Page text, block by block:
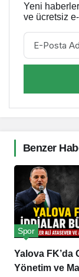
Yeni
ve ücretsiz
Benzer
Yalova FK’da
Yönetim ve
Spor